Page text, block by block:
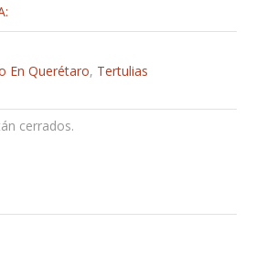
En Querétaro, Tertulias
cerrados.